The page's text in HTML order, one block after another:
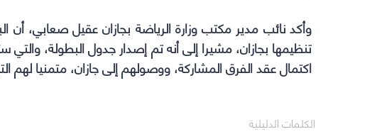
وأكد نائب مدير مكتب وزارة الرياضة بجازان عقيل صعابي، أن
تنظيمها بجازان، مشيرا إلى أنه تم إصدار جدول البطولة،
اكتمال عقد الفرق المشاركة، ووصولهم إلى جازان، متمنيا لهم
الكلمات الدليلية